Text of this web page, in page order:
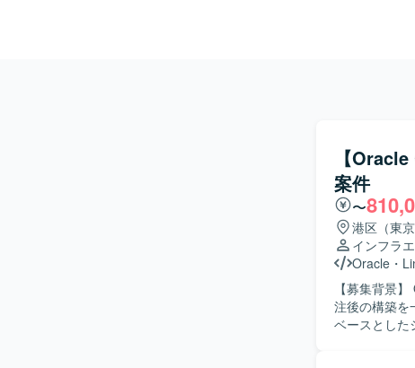
【
案件
〜
港区（東京
インフラ
Oracle ・
【募集背景
注後の構築を一貫
ベースとした